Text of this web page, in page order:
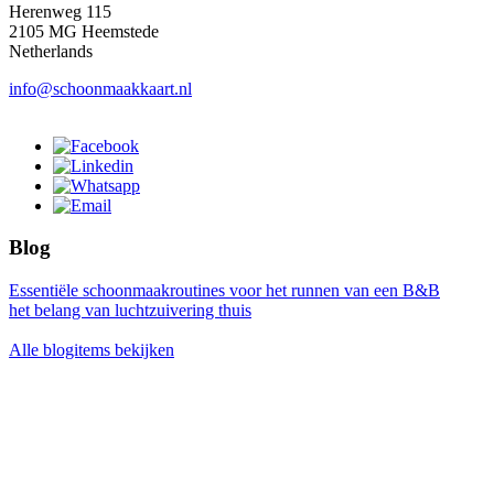
Herenweg 115
2105 MG Heemstede
Netherlands
info@schoonmaakkaart.nl
Blog
Essentiële schoonmaakroutines voor het runnen van een B&B
het belang van luchtzuivering thuis
Alle blogitems bekijken